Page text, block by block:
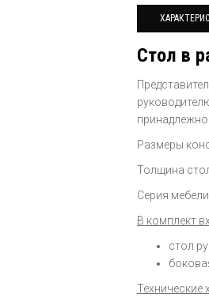
Стол в
Размеры
Толщина
Серия
В комплект
стол
Технические